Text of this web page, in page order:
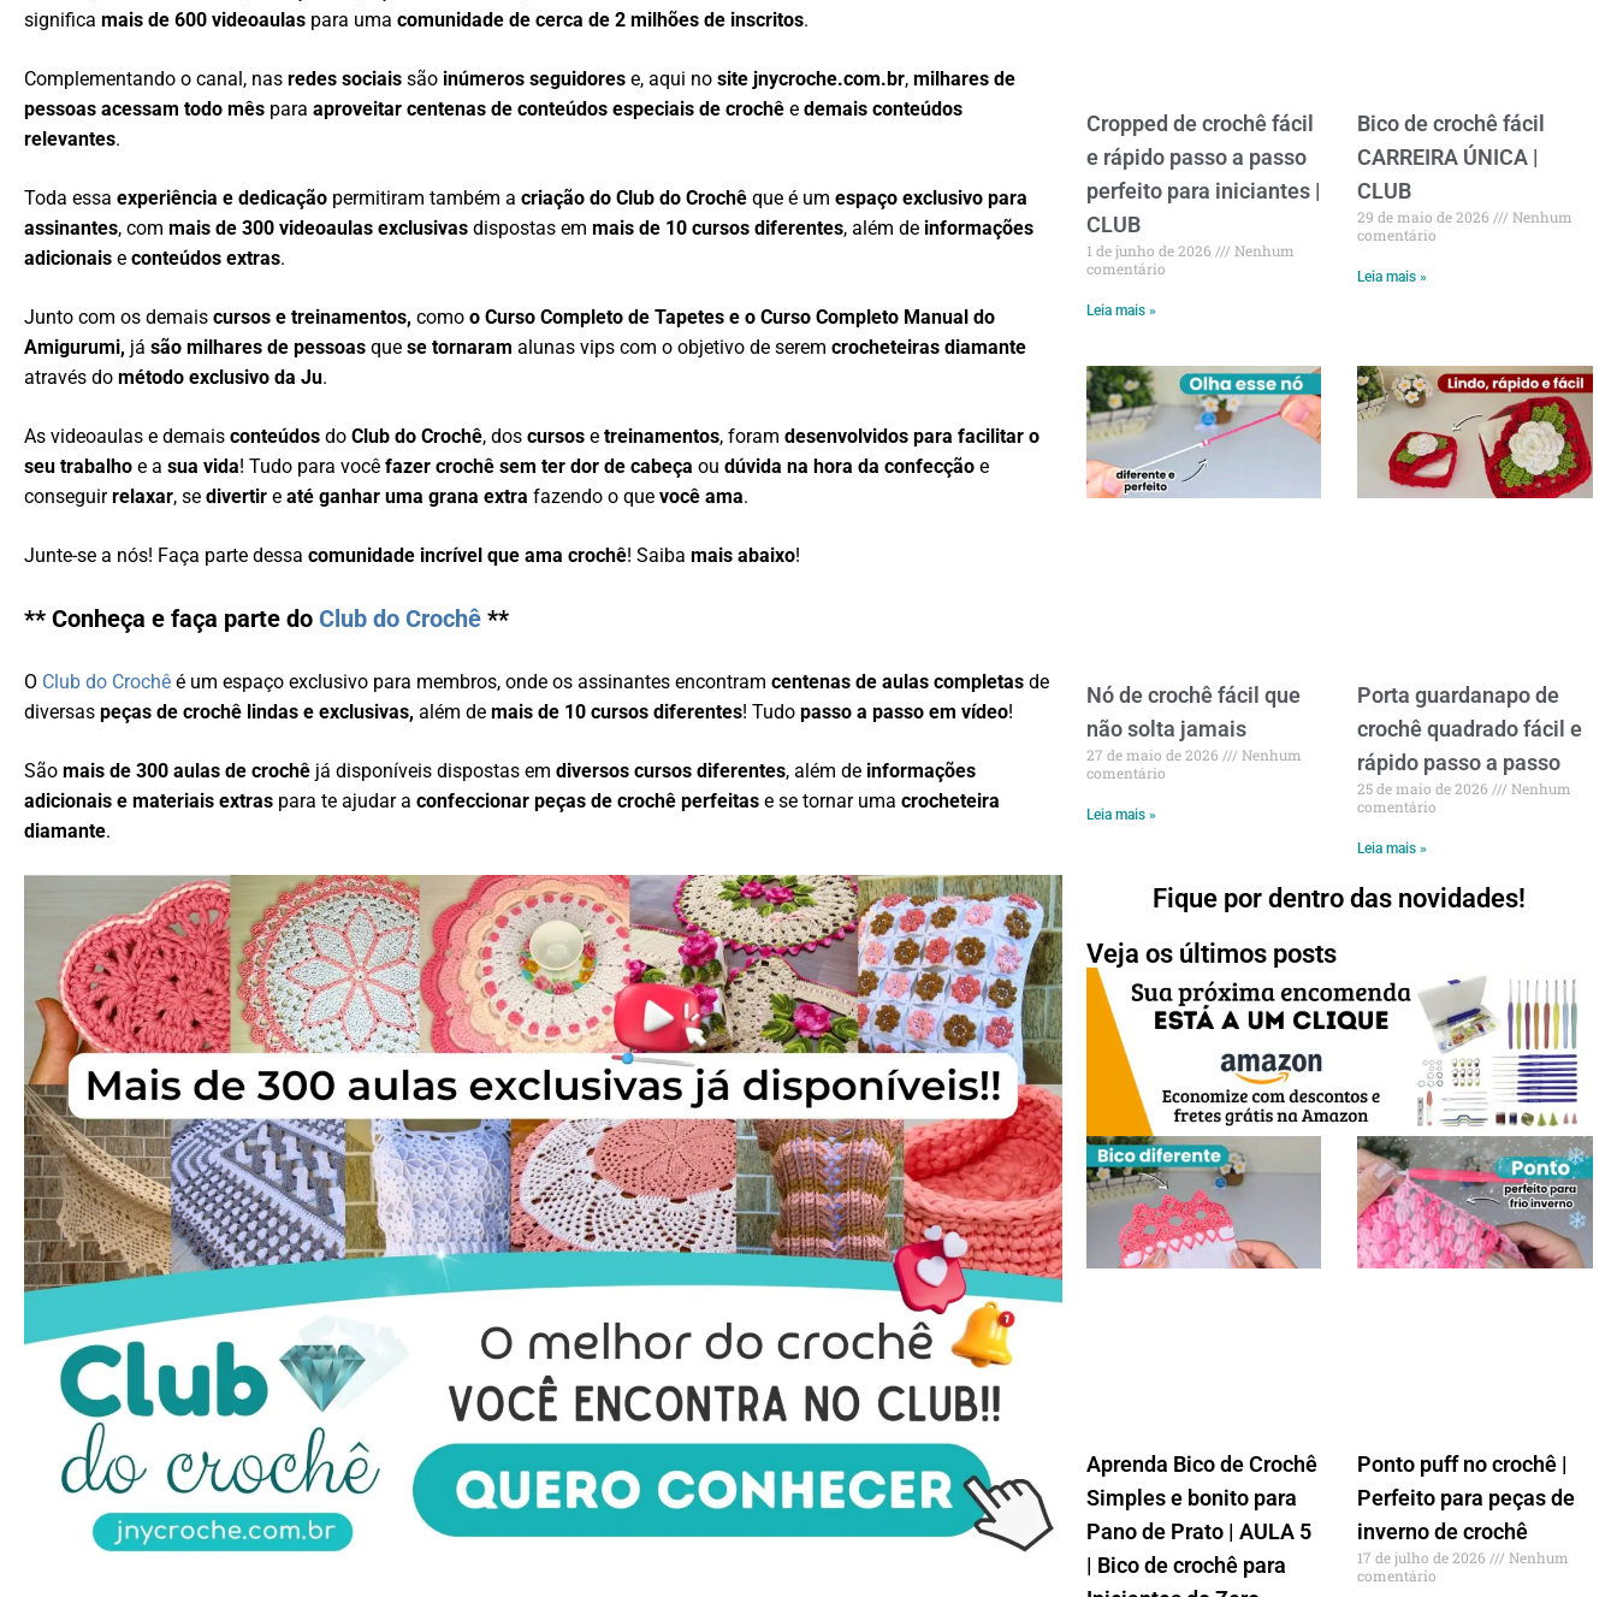
Cropped de crochê fácil
e rápido passo a passo
perfeito para iniciantes |
CLUB
1 de junho de 2026
Nenhum
comentário
Leia mais »
Bico de crochê fácil
CARREIRA ÚNICA |
CLUB
29 de maio de 2026
Nenhum
comentário
Leia mais »
Nó de crochê fácil que
não solta jamais
27 de maio de 2026
Nenhum
comentário
Leia mais »
Porta guardanapo de
crochê quadrado fácil e
rápido passo a passo
25 de maio de 2026
Nenhum
comentário
Leia mais »
Fique por dentro das novidades!
Veja os últimos posts
Aprenda Bico de Crochê
Simples e bonito para
Pano de Prato | AULA 5
| Bico de crochê para
Ponto puff no crochê |
Perfeito para peças de
inverno de crochê
17 de julho de 2026
Nenhum
comentário
significamais de 600 videoaulas para umacomunidade de cerca de 2 milhões de inscritos.
Complementando o canal, nasredes sociais são inúmeros seguidores e, aqui nosite jnycroche.com.br,milhares de
pessoas acessam todo mês paraaproveitar centenas de conteúdos especiais de crochêe demais conteúdos
relevantes.
Toda essaexperiência e dedicação permitiram também acriação do Club do Crochê que é umespaço exclusivo para
assinantes, commais de 300 videoaulas exclusivasdispostas em mais de 10 cursos diferentes, além de informações
adicionais econteúdos extras.
Junto com os demaiscursos e treinamentos,como o Curso Completo de Tapetes e o Curso Completo Manual do
Amigurumi, já são milhares de pessoasquese tornaram alunas vips com o objetivo de serem crocheteiras diamante
através do método exclusivo da Ju.
As videoaulas e demaisconteúdos do Club do Crochê, doscursos etreinamentos, foramdesenvolvidos para facilitar o
seu trabalho e asua vida! Tudo para vocêfazer crochê sem ter dor de cabeça oudúvida na hora da confecção e
conseguirrelaxar, sedivertir eaté ganhar uma grana extra fazendo o quevocê ama.
Junte-se a nós! Faça parte dessacomunidade incrível que ama crochê! Saibamais abaixo!
** Conheça e faça parte doClub do Crochê **
O Club do Crochê é um espaço exclusivo para membros, onde os assinantes encontramcentenas de aulas completas de
diversaspeças de crochê lindas e exclusivas,além de mais de 10 cursos diferentes! Tudopasso a passo em vídeo!
Sãomais de 300 aulas de crochê já disponíveis dispostas emdiversos cursos diferentes, além de informações
adicionais e materiais extras para te ajudar aconfeccionar peças de crochê perfeitas e se tornar umacrocheteira
diamante.